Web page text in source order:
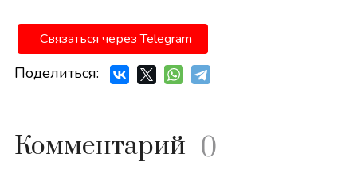
Связаться через Telegram
Поделиться:
Комментарий 0